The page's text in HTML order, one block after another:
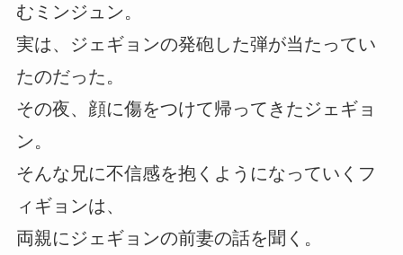
むミンジュン。
実は、ジェギョンの発砲した弾が当たってい
たのだった。
その夜、顔に傷をつけて帰ってきたジェギョ
ン。
そんな兄に不信感を抱くようになっていくフ
ィギョンは、
両親にジェギョンの前妻の話を聞く。